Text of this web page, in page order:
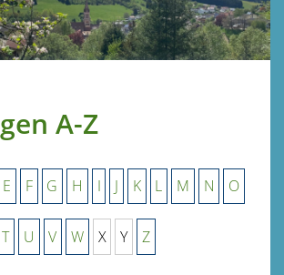
A-Z
E F G H I J K L M N O
T U V W X Y Z